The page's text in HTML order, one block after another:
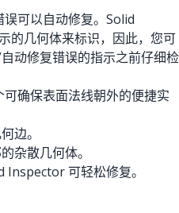
可以自动修复。Solid
的几何体来标识，因此，您可
动修复错误的指示之前仔细检
确保表面法线朝外的便捷实
边。
杂散几何体。
Inspector 可轻松修复。